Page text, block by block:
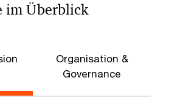
im Überblick
Organisation &
Governance